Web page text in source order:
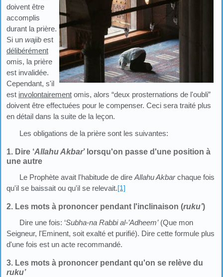
doivent être
accomplis
durant la prière.
Si un wajib est
délibérément
omis, la prière
est invalidée.
Cependant, s'il
est involontairement omis, alors “deux prosternations de l'oubli”
doivent être effectuées pour le compenser. Ceci sera traité plus
en détail dans la suite de la leçon.
Les obligations de la prière sont les suivantes:
1. Dire ‘Allahu Akbar’ lorsqu'on passe d'une position à
une autre
Le Prophète avait l'habitude de direAllahu Akbarchaque fois
qu'il se baissait ou qu'il se relevait.[1]
2. Les mots à prononcer pendant l'inclinaison (ruku’)
Dire une fois: ‘Subha-na Rabbi al-’Adheem’(Que mon
Seigneur, l'Eminent, soit exalté et purifié). Dire cette formule plus
d'une fois est un acte recommandé.
3. Les mots à prononcer pendant qu'on se relève du
ruku’